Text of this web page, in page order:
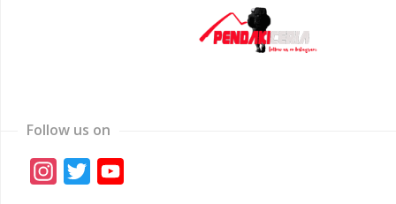
Follow us on
Instagram
Twitter